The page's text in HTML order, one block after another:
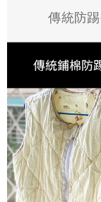
傳統防